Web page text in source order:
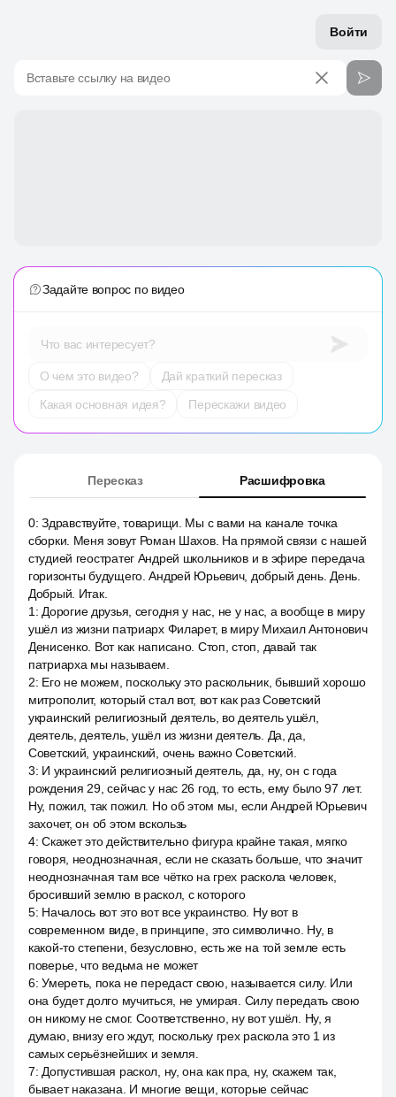
Войти
Вставьте ссылку на видео
Задайте вопрос по видео
Что вас интересует?
О чем это видео?
Дай краткий пересказ
Какая основная идея?
Перескажи видео
Пересказ Расшифровка
0:Здравствуйте, товарищи. Мы с вами на канале точка
сборки. Меня зовут Роман Шахов. На прямой связи с нашей
студией геостратег Андрей школьников и в эфире передача
горизонты будущего. Андрей Юрьевич, добрый день. День.
Добрый. Итак.
1 : Дорогие друзья, сегодня у нас, не у нас, а вообще в миру
ушёл из жизни патриарх Филарет, в миру Михаил Антонович
Денисенко. Вот как написано. Стоп, стоп, давай так
патриарха мы называем.
2: Его не можем, поскольку это раскольник, бывший хорошо
митрополит, который стал вот, вот как раз Советский
украинский религиозный деятель, во деятель ушёл,
деятель, деятель, ушёл из жизни деятель. Да, да,
Советский, украинский, очень важно Советский.
3: И украинский религиозный деятель, да, ну, он с года
рождения 29, сейчас у нас 26 год, то есть, ему было 97 лет.
Ну, пожил, так пожил. Но об этом мы, если Андрей Юрьевич
захочет, он об этом вскользь
4:Скажет это действительно фигура крайне такая, мягко
говоря, неоднозначная, если не сказать больше, что значит
неоднозначная там все чётко на грех раскола человек,
бросивший землю в раскол, с которого
5: Началось вот это вот все украинство. Ну вот в
современном виде, в принципе, это символично. Ну, в
какой-то степени, безусловно, есть же на той земле есть
поверье, что ведьма не может
6:Умереть, пока не передаст свою, называется силу. Или
она будет долго мучиться, не умирая. Силу передать свою
он никому не смог. Соответственно, ну вот ушёл. Ну, я
думаю, внизу его ждут, поскольку грех раскола это 1 из
самых серьёзнейших и земля.
7: Допустившая раскол, ну, она как пра, ну, скажем так,
бывает наказана. И многие вещи, которые сейчас